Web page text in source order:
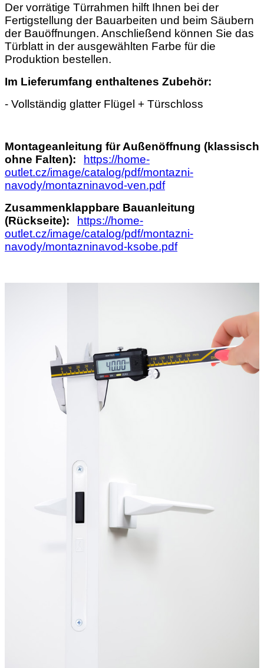
Der vorrätige Türrahmen hilft Ihnen bei der
Fertigstellung der Bauarbeiten und beim Säubern
der Bauöffnungen. Anschließend können Sie das
Türblatt in der ausgewählten Farbe für die
Produktion bestellen.
Im Lieferumfang enthaltenes Zubehör:
- Vollständig glatter Flügel + Türschloss
Montageanleitung für Außenöffnung (klassisch
ohne Falten):
https://home-
outlet.cz/image/catalog/pdf/montazni-
navody/montazninavod-ven.pdf
Zusammenklappbare Bauanleitung
(Rückseite):
https://home-
outlet.cz/image/catalog/pdf/montazni-
navody/montazninavod-ksobe.pdf